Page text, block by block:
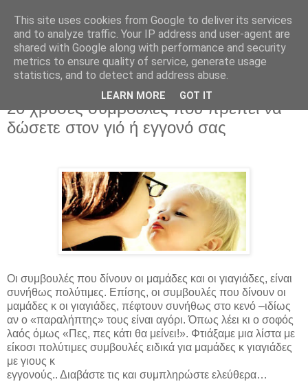
Σάββατο 14 Απριλίου 2018
20 χρυσές συμβουλές που πρέπει να
δώσετε στον γιό ή εγγονό σας
Οι συμβουλές που δίνουν οι μαμάδες και οι γιαγιάδες, είναι
συνήθως πολύτιμες. Επίσης, οι συμβουλές που δίνουν οι
μαμάδες κ οι γιαγιάδες, πέφτουν συνήθως στο κενό –ιδίως
αν ο «παραλήπτης» τους είναι αγόρι. Όπως λέει κι ο σοφός
λαός όμως «Πες, πες κάτι θα μείνει!». Φτιάξαμε μια λίστα με
είκοσι πολύτιμες συμβουλές ειδικά για μαμάδες κ γιαγιάδες
με γιους κ
εγγονούς.. Διαβάστε τις και συμπληρώστε ελεύθερα…
This site uses cookies from Google to deliver its services
and to analyze traffic. Your IP address and user-agent are
shared with Google along with performance and security
metrics to ensure quality of service, generate usage
statistics, and to detect and address abuse.
LEARN MORE GOT IT